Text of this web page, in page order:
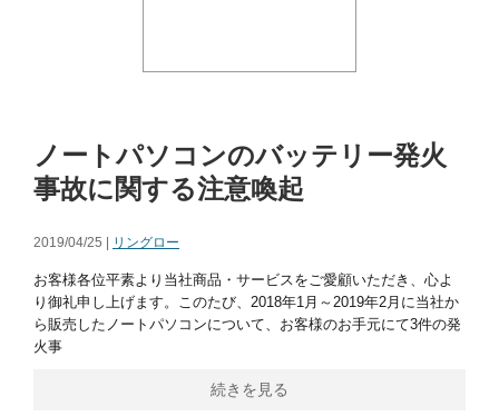
ノートパソコンのバッテリー発火
事故に関する注意喚起
2019/04/25 | リングロー
お客様各位平素より当社商品・サービスをご愛顧いただき、心よ
り御礼申し上げます。このたび、2018年1月～2019年2月に当社か
ら販売したノートパソコンについて、お客様のお手元にて3件の発
火事
続きを見る